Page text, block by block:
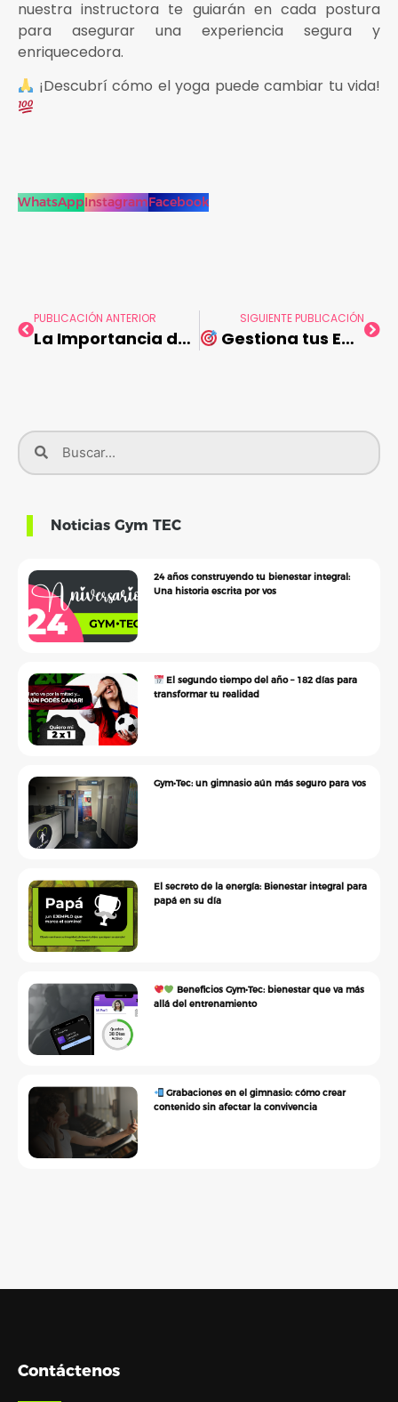
nuestra instructora te guiarán en cada postura
para asegurar una experiencia segura y
enriquecedora.
¡Descubrí cómo el yoga puede cambiar tu vida!
WhatsAppInstagramFacebook
PUBLICACIÓN ANTERIOR
La Importancia de la FIBRA e HIDRATACIÓN en la Salud Digestiva
SIGUIENTE PUBLICACIÓN
Gestiona tus Emociones INTENSAMENTE con el Poder del Ejercicio
Noticias Gym TEC
24 años construyendo tu bienestar integral:
Una historia escrita por vos
El segundo tiempo del año – 182 días para
transformar tu realidad
Gym•Tec: un gimnasio aún más seguro para vos
El secreto de la energía: Bienestar integral para
papá en su día
Beneficios Gym•Tec: bienestar que va más
allá del entrenamiento
Grabaciones en el gimnasio: cómo crear
contenido sin afectar la convivencia
Contáctenos